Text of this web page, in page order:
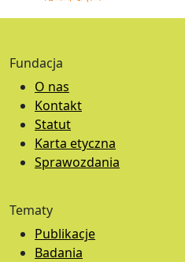
Fundacja
O nas
Kontakt
Statut
Karta etyczna
Sprawozdania
Tematy
Publikacje
Badania